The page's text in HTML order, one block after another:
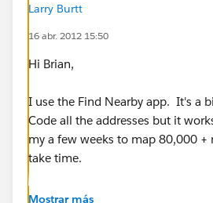
Larry Burtt
16 abr. 2012 15:50
Hi Brian,
I use the Find Nearby app. It's a
Code all the addresses but it
my a few weeks to map 80,000 +
take time.
http://
Mostrar más